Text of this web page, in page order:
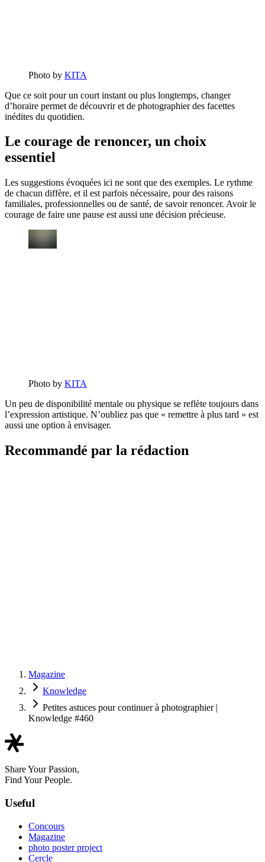
Photo by KITA
Que ce soit pour un court instant ou plus longtemps, changer
d’horaire permet de découvrir et de photographier des facettes
inédites du quotidien.
Le courage de renoncer, un choix
essentiel
Les suggestions évoquées ici ne sont que des exemples. Le rythme
de chacun diffère, et il est parfois nécessaire, pour des raisons
familiales, professionnelles ou de santé, de savoir renoncer. Avoir le
courage de faire une pause est aussi une décision précieuse.
Photo by KITA
Un peu de disponibilité mentale ou physique se reflète toujours dans
l’expression artistique. N’oubliez pas que « remettre à plus tard » est
aussi une option à envisager.
Recommandé par la rédaction
Magazine
Knowledge
Petites astuces pour continuer à photographier |
Knowledge #460
Share Your Passion,
Find Your People.
Useful
Concours
Magazine
photo poster project
Cercle